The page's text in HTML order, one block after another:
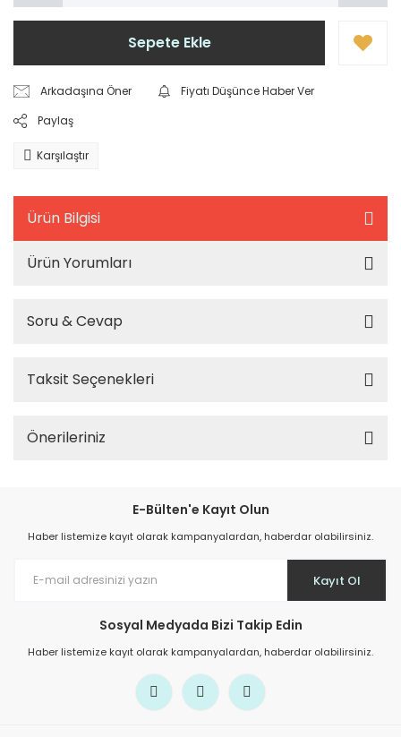
Sepete Ekle
Arkadaşına Öner
Fiyatı Düşünce Haber Ver
Paylaş
Karşılaştır
Ürün Bilgisi
Ürün Yorumları
Soru & Cevap
Taksit Seçenekleri
Önerileriniz
E-Bülten'e Kayıt Olun
Haber listemize kayıt olarak kampanyalardan, haberdar olabilirsiniz.
Kayıt Ol
Sosyal Medyada Bizi Takip Edin
Haber listemize kayıt olarak kampanyalardan, haberdar olabilirsiniz.